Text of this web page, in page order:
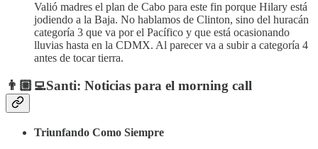
Valió madres el plan de Cabo para este fin porque Hilary está
jodiendo a la Baja. No hablamos de Clinton, sino del huracán
categoría 3 que va por el Pacífico y que está ocasionando
lluvias hasta en la CDMX. Al parecer va a subir a categoría 4
antes de tocar tierra.
👨🏼‍💻Santi: Noticias para el morning call
Triunfando Como Siempre